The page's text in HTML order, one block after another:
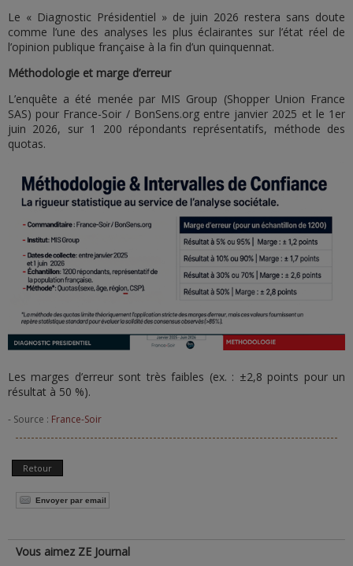
Le « Diagnostic Présidentiel » de juin 2026 restera sans doute
comme l’une des analyses les plus éclairantes sur l’état réel de
l’opinion publique française à la fin d’un quinquennat.
Méthodologie et marge d’erreur
L’enquête a été menée par MIS Group (Shopper Union France
SAS) pour France-Soir / BonSens.org entre janvier 2025 et le 1er
juin 2026, sur 1 200 répondants représentatifs, méthode des
quotas.
Les marges d’erreur sont très faibles (ex. : ±2,8 points pour un
résultat à 50 %).
- Source : France-Soir
Retour
Envoyer par email
Vous aimez ZE Journal